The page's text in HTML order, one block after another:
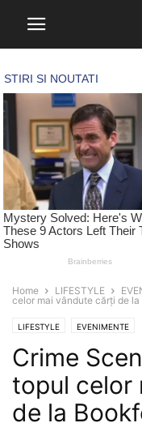
Home LIFESTYLE
celor mai vândute cărți de la
LIFESTYLE EVENIMENTE
Crime
topul celor
de la